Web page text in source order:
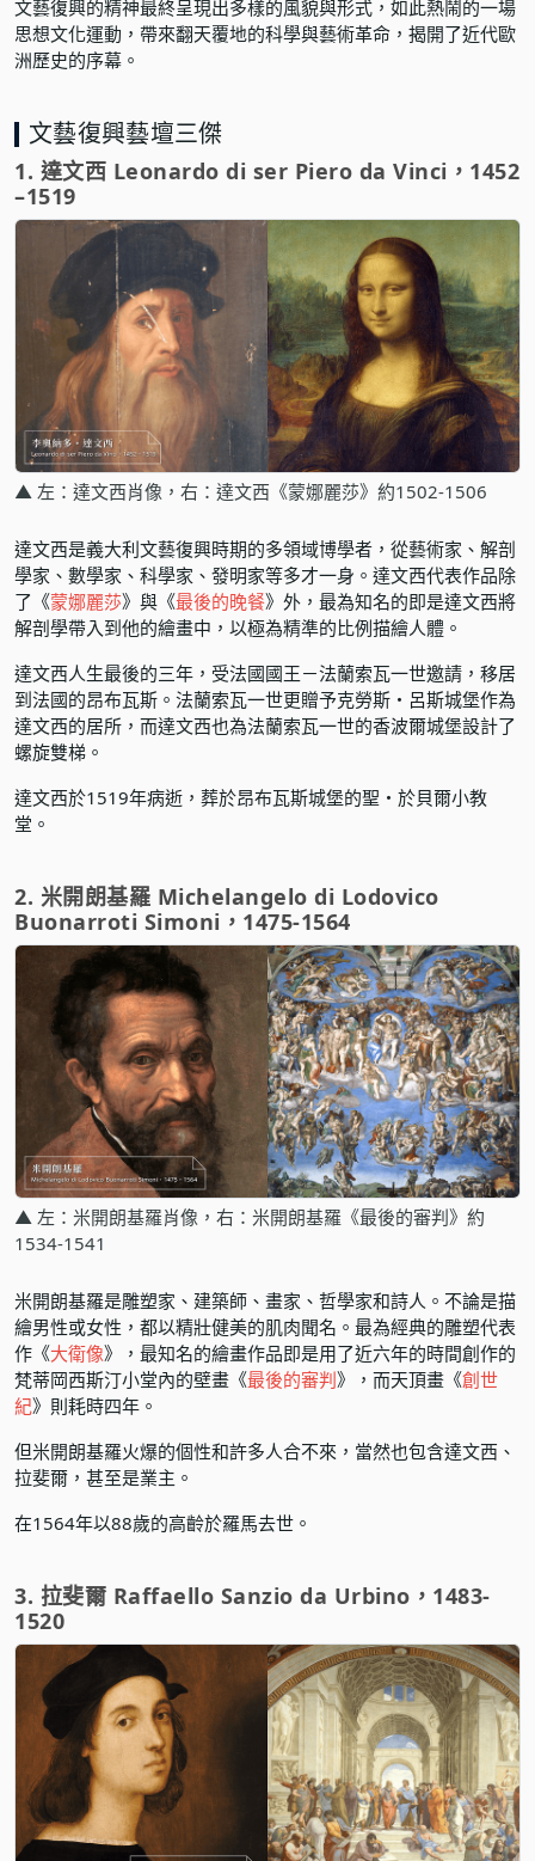
文藝復興的精神最終呈現出多樣的風貌與形式，如此熱鬧的一場
思想文化運動，帶來翻天覆地的科學與藝術革命，揭開了近代歐
洲歷史的序幕。
文藝復興藝壇三傑
1. 達文西 Leonardo di ser Piero da Vinci，1452
–1519
▲ 左：達文西肖像，右：達文西《蒙娜麗莎》約1502-1506
達文西是義大利文藝復興時期的多領域博學者，從藝術家、解剖
學家、數學家、科學家、發明家等多才一身。達文西代表作品除
了《蒙娜麗莎》與《最後的晚餐》外，最為知名的即是達文西將
解剖學帶入到他的繪畫中，以極為精準的比例描繪人體。
達文西人生最後的三年，受法國國王－法蘭索瓦一世邀請，移居
到法國的昂布瓦斯。法蘭索瓦一世更贈予克勞斯・呂斯城堡作為
達文西的居所，而達文西也為法蘭索瓦一世的香波爾城堡設計了
螺旋雙梯。
達文西於1519年病逝，葬於昂布瓦斯城堡的聖・於貝爾小教
堂。
2. 米開朗基羅 Michelangelo di Lodovico
Buonarroti Simoni，1475-1564
▲ 左：米開朗基羅肖像，右：米開朗基羅《最後的審判》約
1534-1541
米開朗基羅是雕塑家、建築師、畫家、哲學家和詩人。不論是描
繪男性或女性，都以精壯健美的肌肉聞名。最為經典的雕塑代表
作《大衛像》，最知名的繪畫作品即是用了近六年的時間創作的
梵蒂岡西斯汀小堂內的壁畫《最後的審判》，而天頂畫《創世
紀》則耗時四年。
但米開朗基羅火爆的個性和許多人合不來，當然也包含達文西、
拉斐爾，甚至是業主。
在1564年以88歲的高齡於羅馬去世。
3. 拉斐爾 Raffaello Sanzio da Urbino，1483-
1520